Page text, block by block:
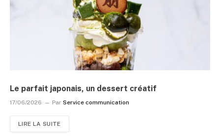
Le parfait japonais, un dessert créatif
17/06/2026 Par Service communication
LIRE LA SUITE